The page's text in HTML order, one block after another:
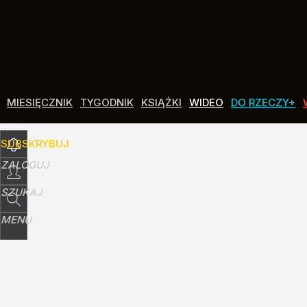
MIESIĘCZNIK TYGODNIK KSIĄŻKI WIDEO DO RZECZY+
SUBSKRYBUJ
ZALOGUJ
SZUKAJ
MENU